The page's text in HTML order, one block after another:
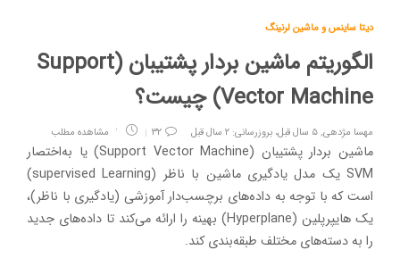
دیتا ساینس و ماشین لرنینگ
الگوریتم ماشین بردار پشتیبان (Support
Vector Machine) چیست؟
مهسا مژدهی,۵ سال قبل، بروزرسانی: ۲ سال قبل ۳۲ مشاهده مطلب
ماشین بردار پشتیبان (Support Vector Machine) یا به‌اختصار
SVM یک مدل یادگیری ماشین با ناظر (supervised Learning)
است که با توجه به داده‌های برچسب‌دار آموزشی (یادگیری با ناظر)،
یک هایپرپلین (Hyperplane) بهینه را ارائه می‌کند تا داده‌های جدید
را به دسته‌های مختلف طبقه‌بندی کند.